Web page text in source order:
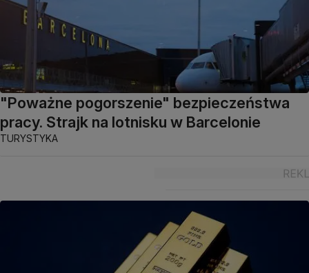
"Poważne pogorszenie" bezpieczeństwa
pracy. Strajk na lotnisku w Barcelonie
TURYSTYKA